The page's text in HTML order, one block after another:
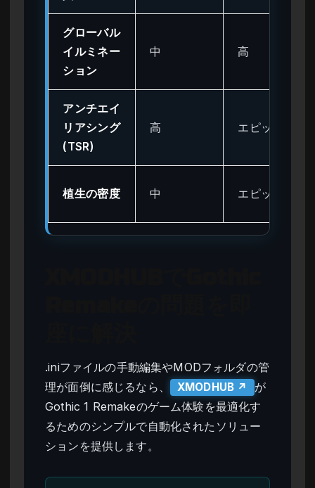
グローバル
イルミネー
ション
中 高
アンチエイ
リアシング
(TSR)
高 エピック
植生の密度 中 エピック
.iniファイルの手動編集やMODフォルダの管
理が面倒に感じるなら、
XMODHUB ↗
が
Gothic 1 Remakeのゲーム体験を最適化す
るためのシンプルで自動化されたソリュー
ションを提供します。